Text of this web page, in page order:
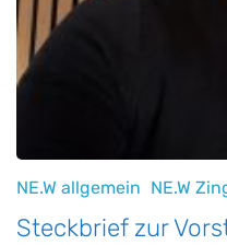
NE.W allgemein NE.W
Steckbrief zur